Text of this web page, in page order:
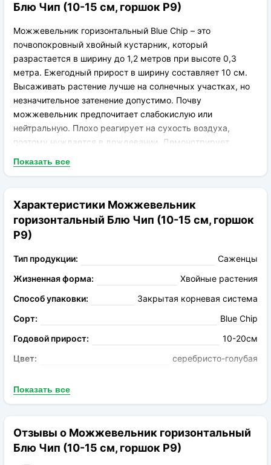
юридического лица);
Блю Чип (10-15 см, горшок Р9)
Можжевельник горизонтальный Blue Chip – это
почвопокровный хвойный кустарник, который
разрастается в ширину до 1,2 метров при высоте 0,3
метра. Ежегодный прирост в ширину составляет 10 см.
Высаживать растение лучше на солнечных участках, но
незначительное затенение допустимо. Почву
можжевельник предпочитает слабокислую или
нейтральную. Плохо реагирует на сухость воздуха,
поэтому нуждается в дождевании. Демонстрирует
по земле, концы его слегка приподняты. Хвоя мелкая,
шишкоягод черного цвета, размером 5-6 мм. Актуальный
диаметр саженца – 10-15 сантиметров.
Показать все
Характеристики Можжевельник
горизонтальный Блю Чип (10-15 см, горшок
Р9)
Тип продукции:
Саженцы
Жизненная форма:
Хвойные растения
Способ упаковки:
Закрытая корневая система
Сорт:
Blue Chip
Годовой прирост:
10-20см
Цвет:
серебристо-голубая
Конечная ширина:
Теневыносливость:
полутень
Показать все
Отзывы о Можжевельник горизонтальный
Блю Чип (10-15 см, горшок Р9)